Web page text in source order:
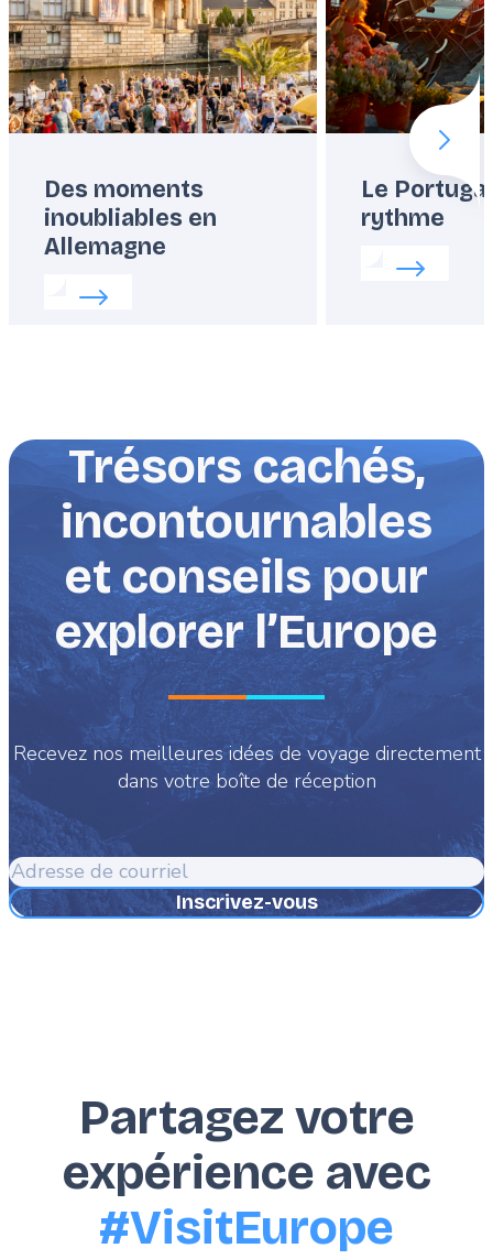
Des moments
inoubliables en
Allemagne
Read more about:
Le
rythme
Read more
Next
Trésors cachés,
incontournables
et conseils pour
explorer l’Europe
Recevez nos meilleures idées de voyage directement
dans votre boîte de réception
Adresse
de
courriel
Partagez votre
expérience avec
#VisitEurope